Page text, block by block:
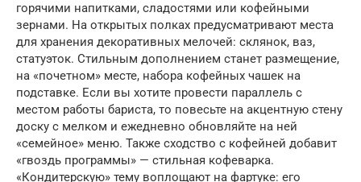
горячими напитками, сладостями или кофейными
зернами. На открытых полках предусматривают места
для хранения декоративных мелочей: склянок, ваз,
статуэток. Стильным дополнением станет размещение,
на «почетном» месте, набора кофейных чашек на
подставке. Если вы хотите провести параллель с
местом работы бариста, то повесьте на акцентную стену
доску с мелком и ежедневно обновляйте на ней
«семейное» меню. Также сходство с кофейней добавит
«гвоздь программы» — стильная кофеварка.
«Кондитерскую» тему воплощают на фартуке: его